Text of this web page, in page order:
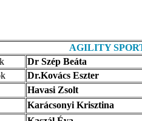
AGILITY
Dr Szép Beáta
Dr.Kovács Eszter
Havasi Zsolt
Karácsonyi Krisztina